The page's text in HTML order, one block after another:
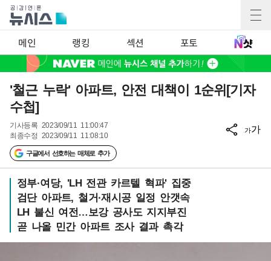
메인 랭킹 섹션 포토
'철근 누락' 아파트, 안전 대책이 1순위[기자
수첩]
기사등록 2023/09/11 11:00:47
최종수정 2023/09/11 11:08:10
구글에서 선호하는 매체로 추가
가가
정부·여당, 'LH 전관 카르텔 혁파' 집중
검단 아파트, 철거·재시공 일정 안갯속
LH 불신 여전…보강 공사도 지지부진
곧 나올 민간 아파트 조사 결과 촉각